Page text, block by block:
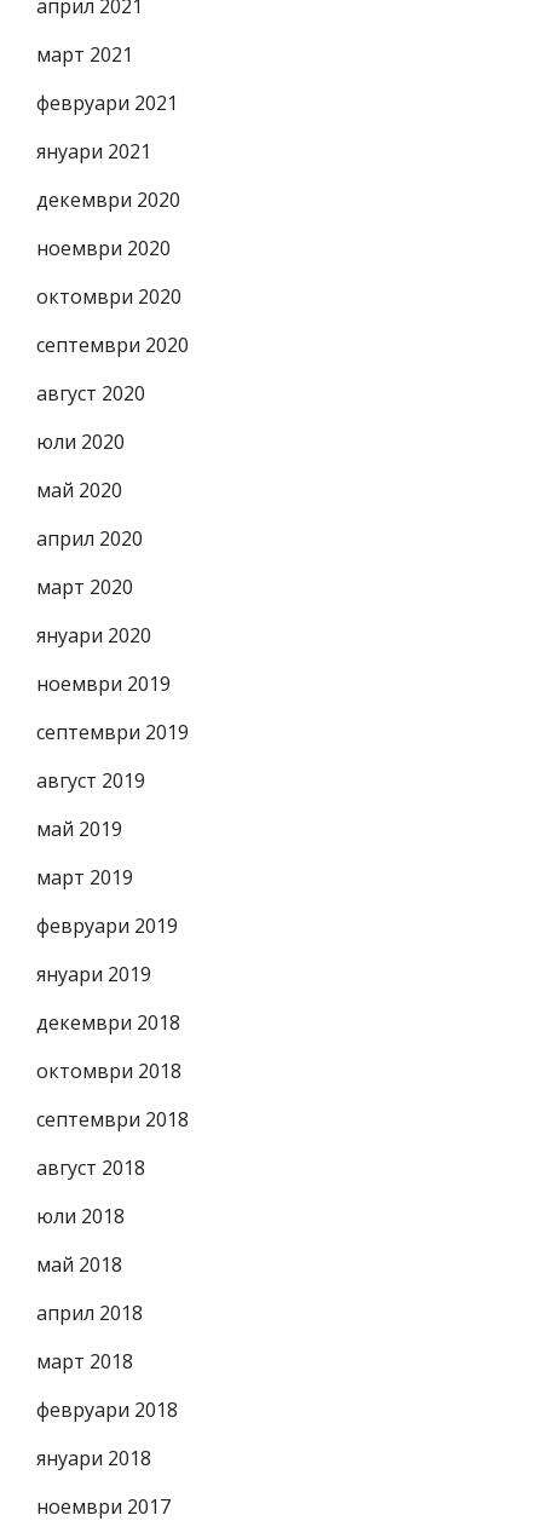
април 2021
март 2021
февруари 2021
януари 2021
декември 2020
ноември 2020
октомври 2020
септември 2020
август 2020
юли 2020
май 2020
април 2020
март 2020
януари 2020
ноември 2019
септември 2019
август 2019
май 2019
март 2019
февруари 2019
януари 2019
декември 2018
октомври 2018
септември 2018
август 2018
юли 2018
май 2018
април 2018
март 2018
февруари 2018
януари 2018
ноември 2017